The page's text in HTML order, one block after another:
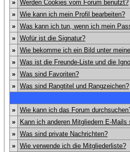
» Werden Cookies vom Forum benutzt?
» Wie kann ich mein Profil bearbeiten?
» Was kann ich tun, wenn ich mein
» Wofür ist die Signatur?
» Wie bekomme ich ein Bild unter
» Was ist die Freunde-Liste und die
» Was sind Favoriten?
» Was sind Rangtitel und Rangzeichen?
» Wie kann ich das Forum
»
Kann ich anderen Mitgliedern E-Mails
» Was sind private Nachrichten?
» Wie verwende ich die Mitgliederliste?